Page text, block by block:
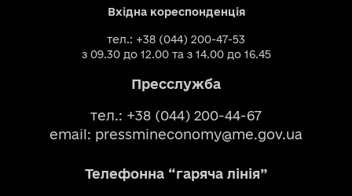
Вхідна кореспонденція
тел.: +38 (044) 200-47-53
з 09.30 до 12.00 та з 14.00 до 16.45
Пресслужба
тел.: +38 (044) 200-44-67
email: pressmineconomy@me.gov.ua
Телефонна “гаряча лінія”